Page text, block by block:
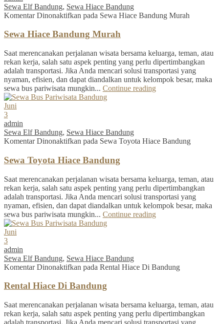
Sewa Elf Bandung, Sewa Hiace Bandung
Komentar Dinonaktifkan pada Sewa Hiace Bandung Murah
Sewa Hiace Bandung Murah
Saat merencanakan perjalanan wisata bersama keluarga, teman, atau
rekan kerja, salah satu aspek penting yang perlu dipertimbangkan
adalah transportasi. Jika Anda mencari solusi transportasi yang
nyaman, efisien, dan dapat diandalkan untuk kelompok besar, maka
sewa bus pariwisata mungkin... Continue reading
Juni
3
admin
Sewa Elf Bandung, Sewa Hiace Bandung
Komentar Dinonaktifkan pada Sewa Toyota Hiace Bandung
Sewa Toyota Hiace Bandung
Saat merencanakan perjalanan wisata bersama keluarga, teman, atau
rekan kerja, salah satu aspek penting yang perlu dipertimbangkan
adalah transportasi. Jika Anda mencari solusi transportasi yang
nyaman, efisien, dan dapat diandalkan untuk kelompok besar, maka
sewa bus pariwisata mungkin... Continue reading
Juni
3
admin
Sewa Elf Bandung, Sewa Hiace Bandung
Komentar Dinonaktifkan pada Rental Hiace Di Bandung
Rental Hiace Di Bandung
Saat merencanakan perjalanan wisata bersama keluarga, teman, atau
rekan kerja, salah satu aspek penting yang perlu dipertimbangkan
adalah transportasi. Jika Anda mencari solusi transportasi yang